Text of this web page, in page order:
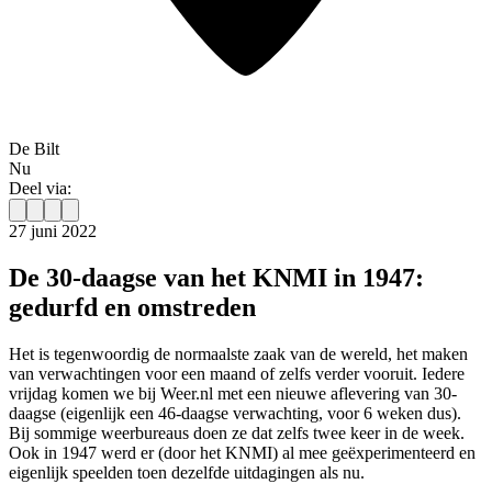
De Bilt
Nu
Deel via:
27 juni 2022
De 30-daagse van het KNMI in 1947:
gedurfd en omstreden
Het is tegenwoordig de normaalste zaak van de wereld, het maken
van verwachtingen voor een maand of zelfs verder vooruit. Iedere
vrijdag komen we bij Weer.nl met een nieuwe aflevering van 30-
daagse (eigenlijk een 46-daagse verwachting, voor 6 weken dus).
Bij sommige weerbureaus doen ze dat zelfs twee keer in de week.
Ook in 1947 werd er (door het KNMI) al mee geëxperimenteerd en
eigenlijk speelden toen dezelfde uitdagingen als nu.